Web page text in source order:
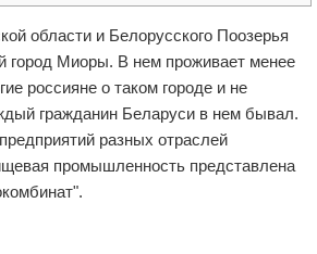
информации
области и Белорусского Поозерья
город Миоры. В нем проживает менее
россияне о таком городе и не
гражданин Беларуси в нем бывал.
разных отраслей
промышленность представлена